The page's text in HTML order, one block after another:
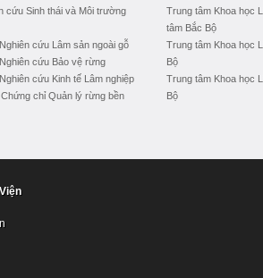
cứu Sinh thái và Môi trường
cứu Lâm sản ngoài gỗ
cứu Bảo vệ rừng
cứu Kinh tế Lâm nghiệp
chỉ Quản lý rừng bền
Trung tâm Khoa học
tâm Bắc Bộ
Trung tâm Khoa học
Bộ
Trung tâm Khoa học
Bộ